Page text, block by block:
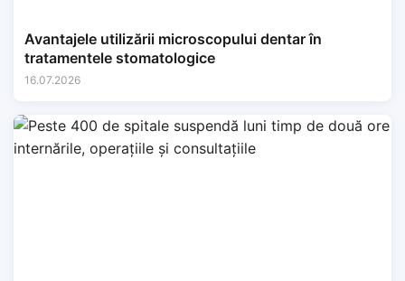
Avantajele utilizării microscopului dentar în
tratamentele stomatologice
16.07.2026